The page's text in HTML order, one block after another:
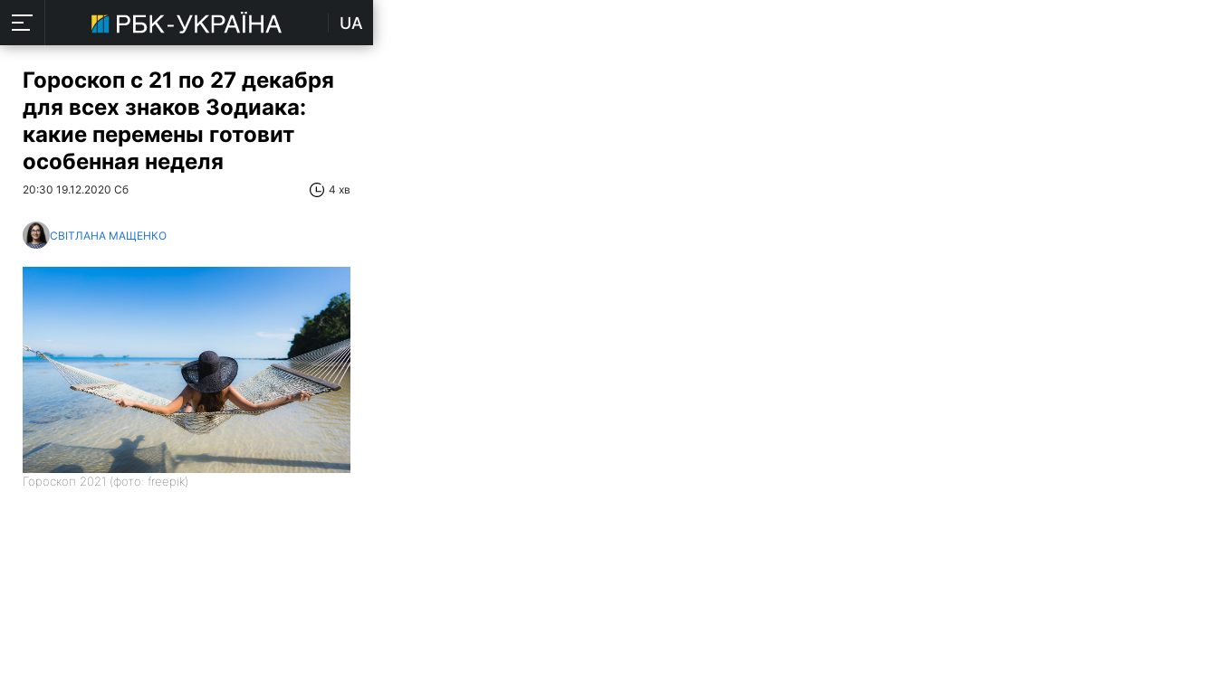
UA
Гороскоп с 21 по 27 декабря
для всех знаков Зодиака:
какие перемены готовит
особенная неделя
20:30 19.12.2020 Сб 4 хв
СВІТЛАНА МАЩЕНКО
Гороскоп 2021 (фото: freepik)